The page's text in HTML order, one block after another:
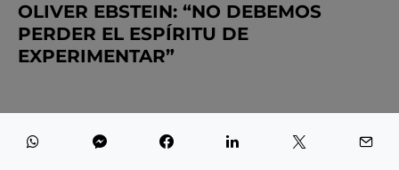
OLIVER EBSTEIN: “NO DEBEMOS
PERDER EL ESPÍRITU DE
EXPERIMENTAR”